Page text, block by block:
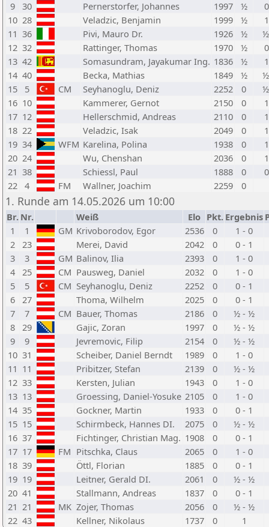
9 30 Pernerstorfer, Johannes 1997 ½
10 28 Veladzic, Benjamin 1999 ½
11 36 Pivi, Mauro Dr. 1926 ½
12 32 Rattinger, Thomas 1970 ½
13 42 Somasundram, Jayakumar Ing. 1836 ½
14 40 Becka, Mathias 1849 ½
15
5 CM Seyhanoglu, Deniz 2252 0
16 10 Kammerer, Gernot 2150 0
17 12 Hellerschmid, Andreas 2110 0
18 22 Veladzic, Isak 2049 0
19 34 WFM Karelina, Polina 1938 0
20 24 Wu, Chenshan 2036 0
21 38 Schiessl, Paul 1888 0
22
4 FM Wallner, Joachim 2259 0
1. Runde am 14.05.2026 um 10:00
Br. Nr. Weiß Elo Pkt. Ergebnis
1
1 GM Krivoborodov, Egor 2536 0
1 - 0
2
23 Merei, David 2042 0
0 - 1
3
3 GM Balinov, Ilia 2393 0
1 - 0
4
25 CM Pausweg, Daniel 2032 0
1 - 0
5
5 CM Seyhanoglu, Deniz 2252 0
0 - 1
6
27 Thoma, Wilhelm 2025 0
0 - 1
7
7 CM Bauer, Thomas 2186 0
½ - ½
8
29 Gajic, Zoran 1997 0
½ - ½
9
9 Jevremovic, Filip 2154 0
½ - ½
10 31 Scheiber, Daniel Berndt 1989 0
1 - 0
11 11 Pribitzer, Stefan 2139 0
½ - ½
12 33 Kersten, Julian 1943 0
1 - 0
13 13 Groessing, Daniel-Yosuke 2105 0
1 - 0
14 35 Gockner, Martin 1933 0
0 - 1
15 15 Schirmbeck, Hannes DI. 2075 0
½ - ½
16 37 Fichtinger, Christian Mag. 1908 0
0 - 1
17 17 FM Pitschka, Claus 2065 0
1 - 0
18 39 Öttl, Florian 1885 0
0 - 1
19 19 Leitner, Gerald DI. 2061 0
½ - ½
20 41 Stallmann, Andreas 1837 0
0 - 1
21 21 MK Zojer, Thomas 2056 0
½ - ½
22 43 Kellner, Nikolaus 1737 0 1